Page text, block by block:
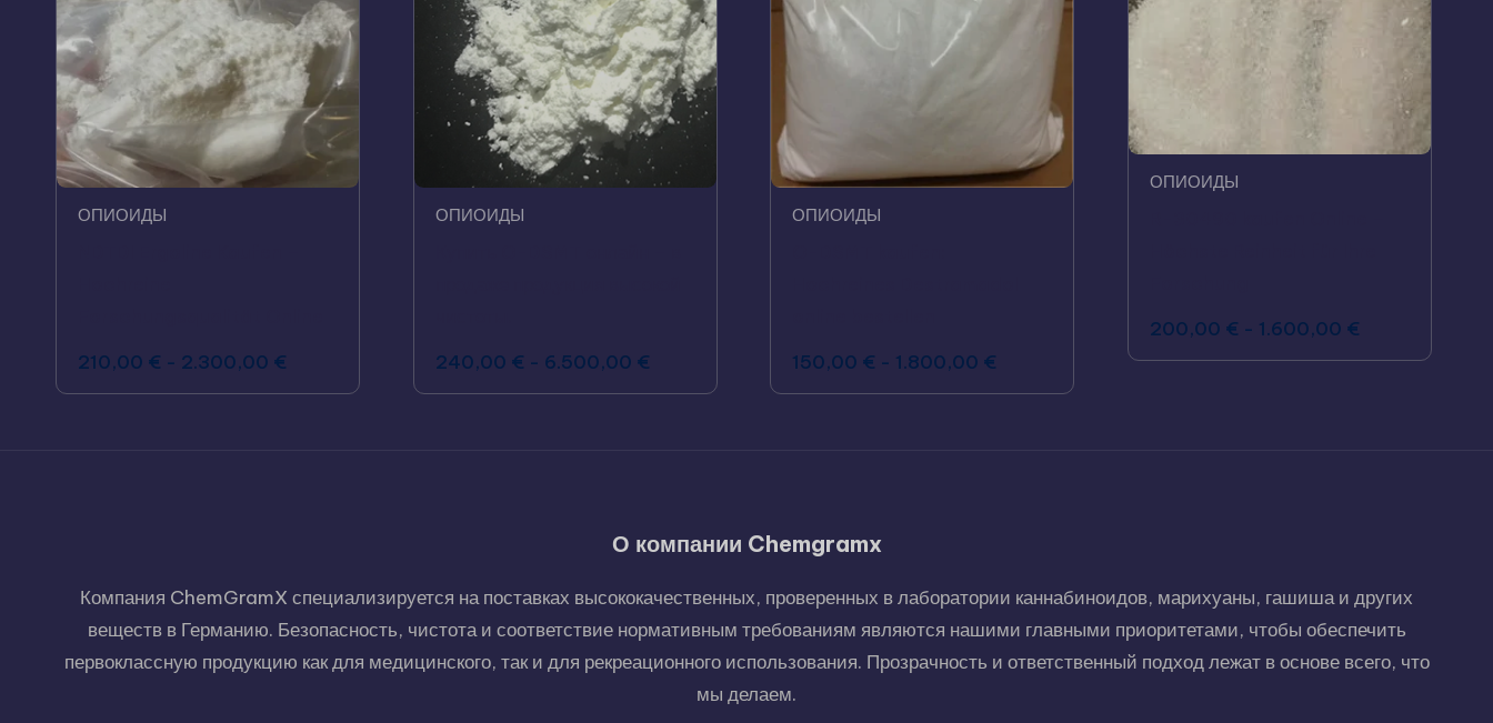
ОПИОИДЫ
210,00 € - 2.300,00 €
ОПИОИДЫ
240,00 € - 6.500,00 €
ОПИОИДЫ
150,00 € - 1.800,00 €
ОПИОИДЫ
200,00 € - 1.600,00 €
О компании Chemgramx
Компания ChemGramX специализируется на поставках высококачественных, проверенных в лаборатории каннабиноидов, марихуаны, гашиша и других
веществ в Германию. Безопасность, чистота и соответствие нормативным требованиям являются нашими главными приоритетами, чтобы обеспечить
первоклассную продукцию как для медицинского, так и для рекреационного использования. Прозрачность и ответственный подход лежат в основе всего, что
мы делаем.
English (United States)
Czech